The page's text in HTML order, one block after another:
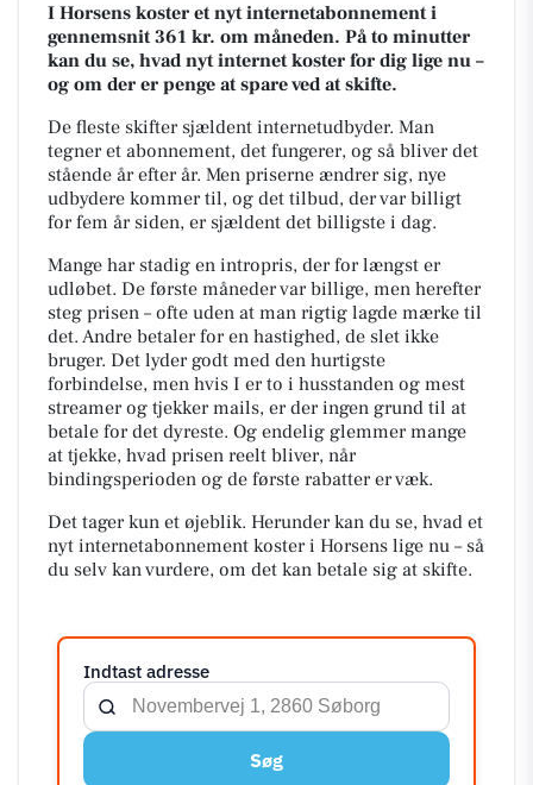
I Horsens koster et nyt internetabonnement i
gennemsnit 361 kr. om måneden. På to minutter
kan du se, hvad nyt internet koster for dig lige nu –
og om der er penge at spare ved at skifte.
De fleste skifter sjældent internetudbyder. Man
tegner et abonnement, det fungerer, og så bliver det
stående år efter år. Men priserne ændrer sig, nye
udbydere kommer til, og det tilbud, der var billigt
for fem år siden, er sjældent det billigste i dag.
Mange har stadig en intropris, der for længst er
udløbet. De første måneder var billige, men herefter
steg prisen – ofte uden at man rigtig lagde mærke til
det. Andre betaler for en hastighed, de slet ikke
bruger. Det lyder godt med den hurtigste
forbindelse, men hvis I er to i husstanden og mest
streamer og tjekker mails, er der ingen grund til at
betale for det dyreste. Og endelig glemmer mange
at tjekke, hvad prisen reelt bliver, når
bindingsperioden og de første rabatter er væk.
Det tager kun et øjeblik. Herunder kan du se, hvad et
nyt internetabonnement koster i Horsens lige nu – så
du selv kan vurdere, om det kan betale sig at skifte.